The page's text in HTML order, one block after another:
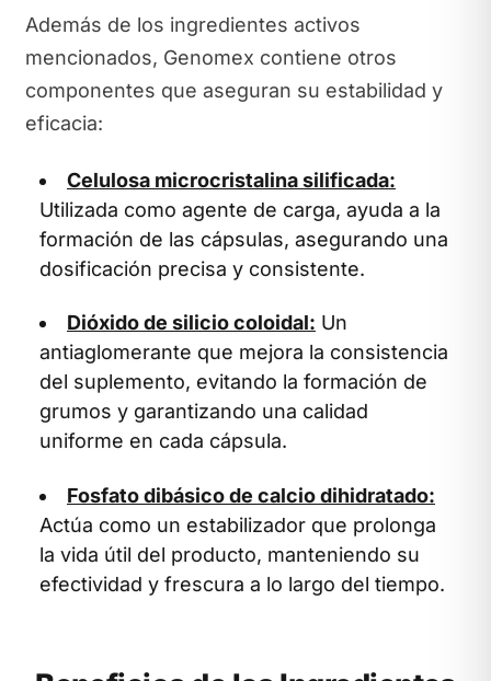
Además de los ingredientes activos
mencionados, Genomex contiene otros
componentes que aseguran su estabilidad y
eficacia:
Celulosa microcristalina silificada:
Utilizada como agente de carga, ayuda a la
formación de las cápsulas, asegurando una
dosificación precisa y consistente.
Dióxido de silicio coloidal: Un
antiaglomerante que mejora la consistencia
del suplemento, evitando la formación de
grumos y garantizando una calidad
uniforme en cada cápsula.
Fosfato dibásico de calcio dihidratado:
Actúa como un estabilizador que prolonga
la vida útil del producto, manteniendo su
efectividad y frescura a lo largo del tiempo.